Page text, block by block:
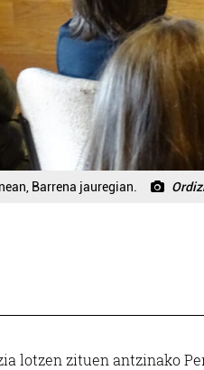
Barrena jauregian.
lotzen zituen antzinako